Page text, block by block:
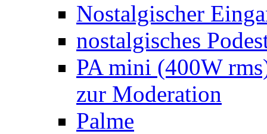
Nostalgischer
nostalgisches
PA mini (400W
zur Moderation
Palme